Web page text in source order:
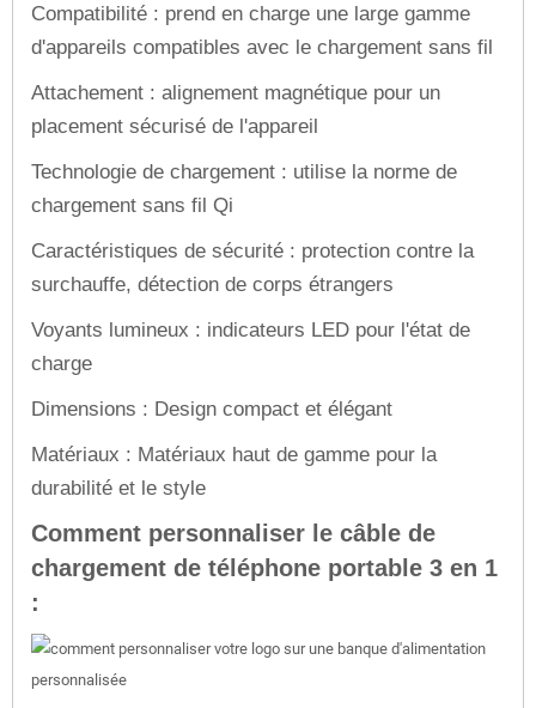
Compatibilité : prend en charge une large gamme
d'appareils compatibles avec le chargement sans fil
Attachement : alignement magnétique pour un
placement sécurisé de l'appareil
Technologie de chargement : utilise la norme de
chargement sans fil Qi
Caractéristiques de sécurité : protection contre la
surchauffe, détection de corps étrangers
Voyants lumineux : indicateurs LED pour l'état de
charge
Dimensions : Design compact et élégant
Matériaux : Matériaux haut de gamme pour la
durabilité et le style
Comment personnaliser le câble de
chargement de téléphone portable 3 en 1
: